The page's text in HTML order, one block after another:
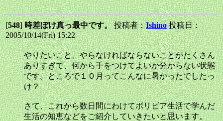
[548]時差ぼけ真っ最中です。投稿者：Ishino 投稿日：
2005/10/14(Fri) 15:22
やりたいこと、やらなければならないことがたくさん
ありすぎて、何から手をつけてよいか分からない状態
です。ところで１０月ってこんなに暑かったでしたっ
け？
さて、これから数日間にわけてボリビア生活で学んだ
生活の知恵などをご紹介していきたいと思います。